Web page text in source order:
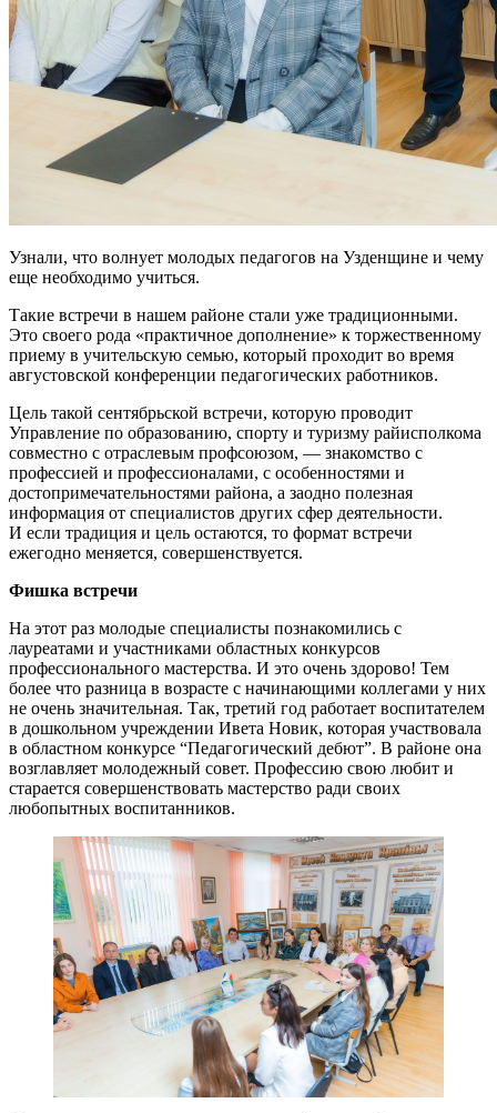
Узнали, что волнует молодых педагогов на Узденщине и чему
еще необходимо учиться.
Такие встречи в нашем районе стали уже традиционными.
Это своего рода «практичное дополнение» к торжественному
приему в учительскую семью, который проходит во время
августовской конференции педагогических работников.
Цель такой сентябрьской встречи, которую проводит
Управление по образованию, спорту и туризму райисполкома
совместно с отраслевым профсоюзом, — знакомство с
профессией и профессионалами, с особенностями и
достопримечательностями района, а заодно полезная
информация от специалистов других сфер деятельности.
И если традиция и цель остаются, то формат встречи
ежегодно меняется, совершенствуется.
Фишка встречи
На этот раз молодые специалисты познакомились с
лауреатами и участниками областных конкурсов
профессионального мастерства. И это очень здорово! Тем
более что разница в возрасте с начинающими коллегами у них
не очень значительная. Так, третий год работает воспитателем
в дошкольном учреждении Ивета Новик, которая участвовала
в областном конкурсе “Педагогический дебют”. В районе она
возглавляет молодежный совет. Профессию свою любит и
старается совершенствовать мастерство ради своих
любопытных воспитанников.